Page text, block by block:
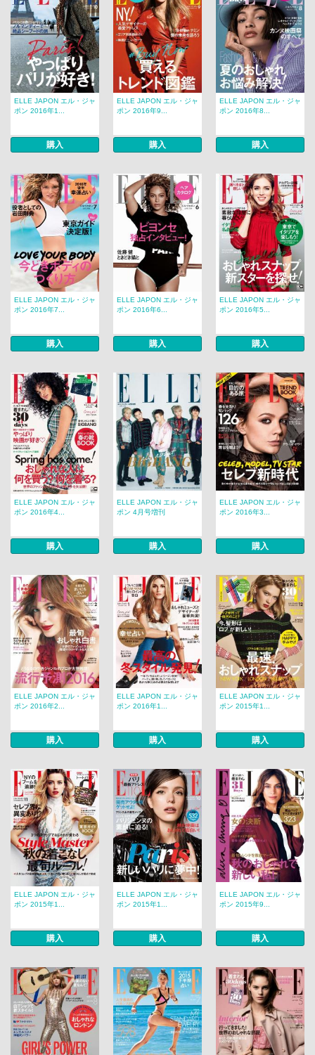
ELLE JAPON エル・ジャ
ポン 2016年1...
購入
ELLE JAPON エル・ジャ
ポン 2016年9...
購入
ELLE JAPON エル・ジャ
ポン 2016年8...
購入
ELLE JAPON エル・ジャ
ポン 2016年7...
購入
ELLE JAPON エル・ジャ
ポン 2016年6...
購入
ELLE JAPON エル・ジャ
ポン 2016年5...
購入
ELLE JAPON エル・ジャ
ポン 2016年4...
購入
ELLE JAPON エル・ジャ
ポン 4月号増刊
購入
ELLE JAPON エル・ジャ
ポン 2016年3...
購入
ELLE JAPON エル・ジャ
ポン 2016年2...
購入
ELLE JAPON エル・ジャ
ポン 2016年1...
購入
ELLE JAPON エル・ジャ
ポン 2015年1...
購入
ELLE JAPON エル・ジャ
ポン 2015年1...
購入
ELLE JAPON エル・ジャ
ポン 2015年1...
購入
ELLE JAPON エル・ジャ
ポン 2015年9...
購入